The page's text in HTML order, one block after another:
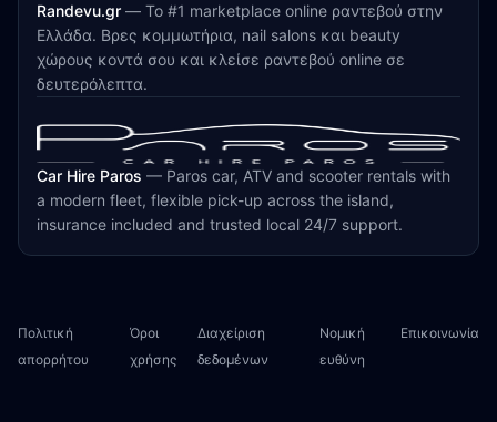
Randevu.gr — Το #1 marketplace online ραντεβού στην
Ελλάδα. Βρες κομμωτήρια, nail salons και beauty
χώρους κοντά σου και κλείσε ραντεβού online σε
δευτερόλεπτα.
Car Hire Paros — Paros car, ATV and scooter rentals with
a modern fleet, flexible pick-up across the island,
insurance included and trusted local 24/7 support.
Πολιτική
απορρήτου
Όροι
χρήσης
Διαχείριση
δεδομένων
Νομική
ευθύνη
Επικοινωνία